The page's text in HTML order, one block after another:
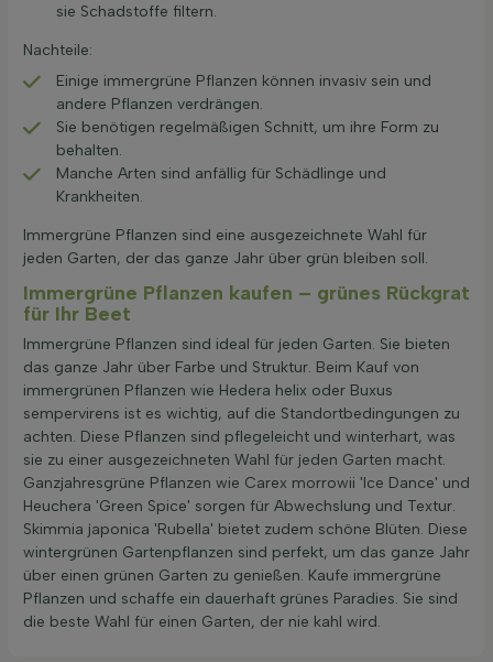
sie Schadstoffe filtern.
Nachteile:
Einige immergrüne Pflanzen können invasiv sein und
andere Pflanzen verdrängen.
Sie benötigen regelmäßigen Schnitt, um ihre Form zu
behalten.
Manche Arten sind anfällig für Schädlinge und
Krankheiten.
Immergrüne Pflanzen sind eine ausgezeichnete Wahl für
jeden Garten, der das ganze Jahr über grün bleiben soll.
Immergrüne Pflanzen kaufen – grünes Rückgrat
für Ihr Beet
Immergrüne Pflanzen sind ideal für jeden Garten. Sie bieten
das ganze Jahr über Farbe und Struktur. Beim Kauf von
immergrünen Pflanzen wie Hedera helix oder Buxus
sempervirens ist es wichtig, auf die Standortbedingungen zu
achten. Diese Pflanzen sind pflegeleicht und winterhart, was
sie zu einer ausgezeichneten Wahl für jeden Garten macht.
Ganzjahresgrüne Pflanzen wie Carex morrowii 'Ice Dance' und
Heuchera 'Green Spice' sorgen für Abwechslung und Textur.
Skimmia japonica 'Rubella' bietet zudem schöne Blüten. Diese
wintergrünen Gartenpflanzen sind perfekt, um das ganze Jahr
über einen grünen Garten zu genießen. Kaufe immergrüne
Pflanzen und schaffe ein dauerhaft grünes Paradies. Sie sind
die beste Wahl für einen Garten, der nie kahl wird.